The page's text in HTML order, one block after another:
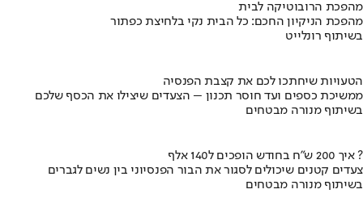
מהפכת הרובוטיקה לבית
מהפכת הניקיון החכם: כל הבית נקי בלחיצת כפתור
בשיתוף רונלייט
הטעויות שיחתכו לכם את קצבת הפנסיה
ממשיכת כספים ועד חוסר תכנון – הצעדים שיצילו את הכסף שלכם
בשיתוף מנורה מבטחים
איך 200 ש"ח בחודש הופכים ל140 אלף ?
צעדים קטנים שיכולים לסגור את הבור הפנסיוני בין נשים לגברים
בשיתוף מנורה מבטחים